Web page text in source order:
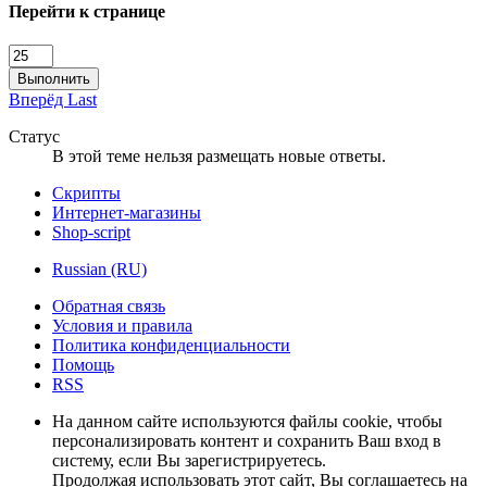
Перейти к странице
Выполнить
Вперёд Last
Статус
В этой теме нельзя размещать новые ответы.
Скрипты
Интернет-магазины
Shop-script
Russian (RU)
Обратная связь
Условия и правила
Политика конфиденциальности
Помощь
RSS
На данном сайте используются файлы cookie, чтобы
персонализировать контент и сохранить Ваш вход в
систему, если Вы зарегистрируетесь.
Продолжая использовать этот сайт, Вы соглашаетесь на